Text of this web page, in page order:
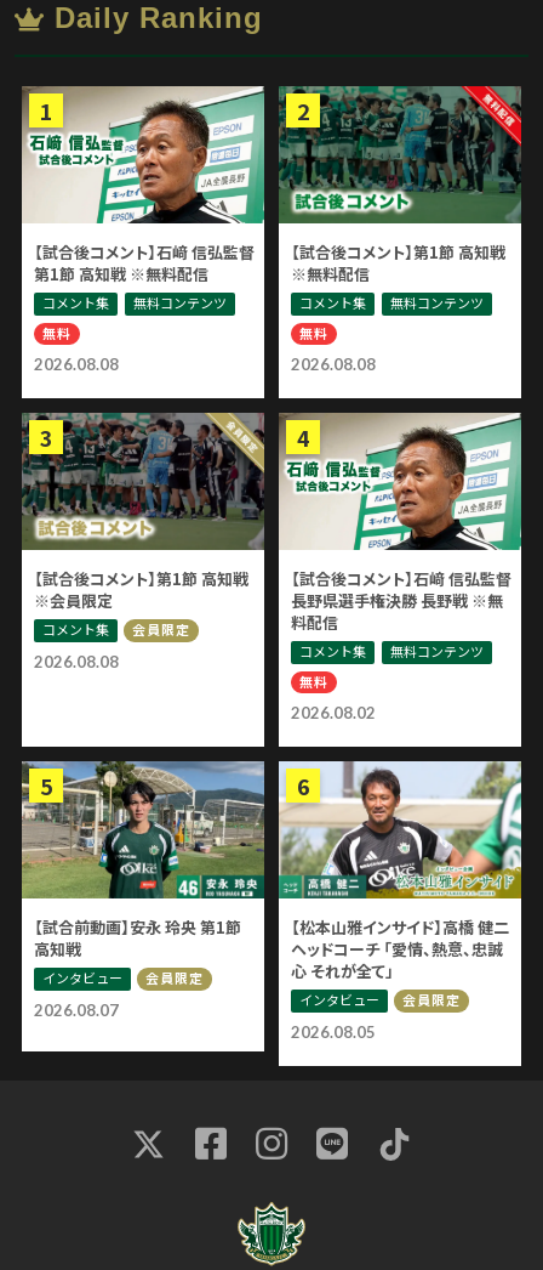
Daily Ranking
2026.08.08
【試合後コメント】石﨑 信弘監督
第1節 高知戦 ※無料配信
コメント集
無料コンテンツ
無料
2026.08.08
【試合後コメント】第1節 高知戦
※無料配信
コメント集
無料コンテンツ
無料
2026.08.08
【試合後コメント】第1節 高知戦
※会員限定
コメント集 会員限定
2026.08.02
【試合後コメント】石﨑 信弘監督
長野県選手権決勝 長野戦 ※無
料配信
コメント集
無料コンテンツ
無料
2026.08.07
【試合前動画】安永 玲央 第1節
高知戦
インタビュー 会員限定
2026.08.05
【松本山雅インサイド】高橋 健二
ヘッドコーチ 「愛情、熱意、忠誠
心 それが全て」
インタビュー 会員限定